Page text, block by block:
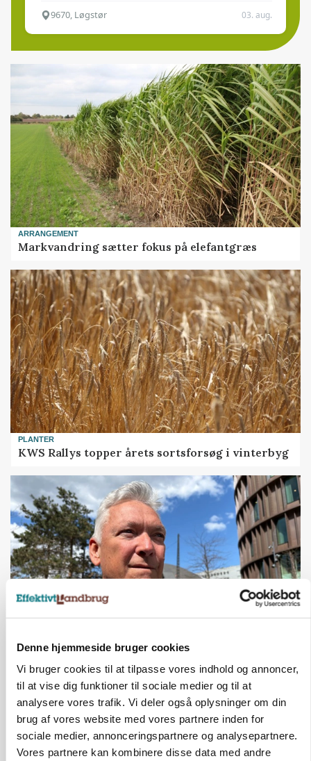
Denne hjemmeside bruger cookies
Vi bruger cookies til at tilpasse vores indhold og annoncer,
til at vise dig funktioner til sociale medier og til at
analysere vores trafik. Vi deler også oplysninger om din
brug af vores website med vores partnere inden for
sociale medier, annonceringspartnere og analysepartnere.
Vores partnere kan kombinere disse data med andre
9670, Løgstør 03. aug.
ARRANGEMENT
Markvandring sætter fokus på elefantgræs
PLANTER
KWS Rallys topper årets sortsforsøg i vinterbyg
CAP-I-DANMARK
Fjerkræbranchen: - Vi forlanger ens
konkurrence- og produktionsvilkår
Annonce
Loading...